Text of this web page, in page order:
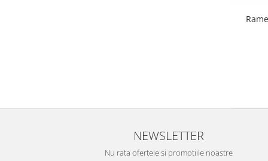
NEWSLETTER
Nu rata ofertele si promotiile noastre